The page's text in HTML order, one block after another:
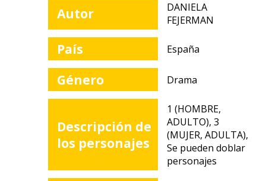
Autor
DANIELA
FEJERMAN
País España
Género Drama
Descripción de
los personajes
1 (HOMBRE,
ADULTO), 3
(MUJER, ADULTA),
Se pueden doblar
personajes